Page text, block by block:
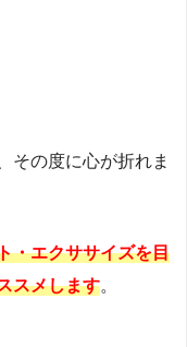
その度に心が折れま
・エクササイズを目
スメします。